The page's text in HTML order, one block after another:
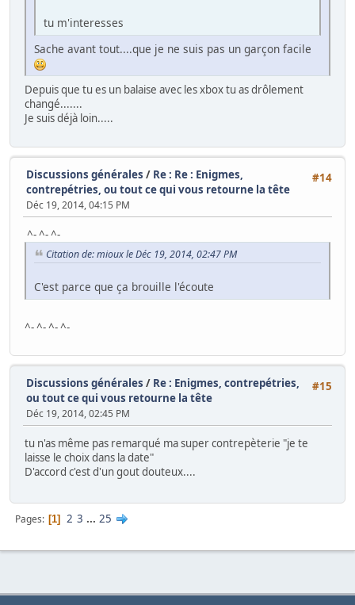
tu m'interesses
Sache avant tout....que je ne suis pas un garçon facile
Depuis que tu es un balaise avec les xbox tu as drôlement
changé.......
Je suis déjà loin.....
#14
Discussions générales / Re : Re : Enigmes,
contrepétries, ou tout ce qui vous retourne la tête
Déc 19, 2014, 04:15 PM
^- ^- ^-
Citation de: mioux le Déc 19, 2014, 02:47 PM
C'est parce que ça brouille l'écoute
^- ^- ^- ^-
#15
Discussions générales / Re : Enigmes, contrepétries,
ou tout ce qui vous retourne la tête
Déc 19, 2014, 02:45 PM
tu n'as même pas remarqué ma super contrepèterie "je te
laisse le choix dans la date"
D'accord c'est d'un gout douteux....
Pages 1 2 3 ... 25